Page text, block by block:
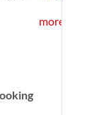
more info